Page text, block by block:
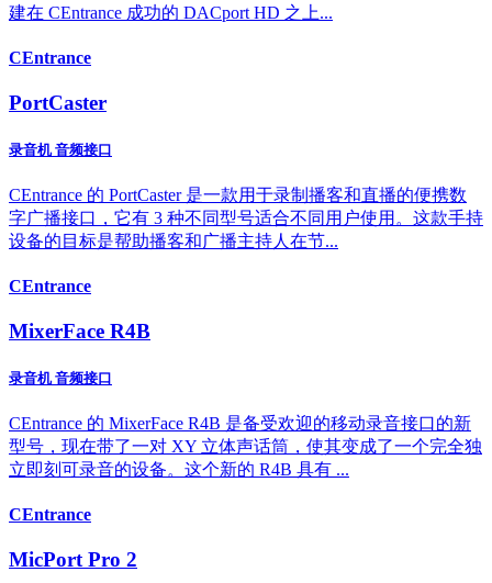
建在 CEntrance 成功的 DACport HD 之上...
CEntrance
PortCaster
录音机 音频接口
CEntrance 的 PortCaster 是一款用于录制播客和直播的便携数
字广播接口，它有 3 种不同型号适合不同用户使用。这款手持
设备的目标是帮助播客和广播主持人在节...
CEntrance
MixerFace R4B
录音机 音频接口
CEntrance 的 MixerFace R4B 是备受欢迎的移动录音接口的新
型号，现在带了一对 XY 立体声话筒，使其变成了一个完全独
立即刻可录音的设备。这个新的 R4B 具有 ...
CEntrance
MicPort Pro 2